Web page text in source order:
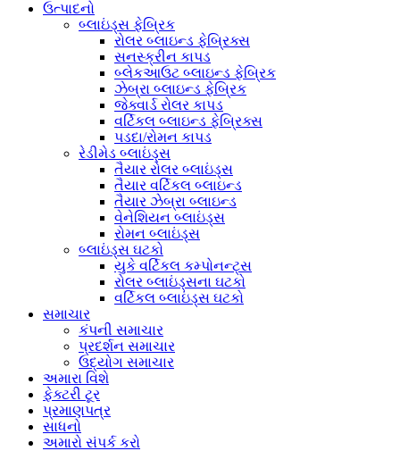
ઉત્પાદનો
બ્લાઇંડ્સ ફેબ્રિક
રોલર બ્લાઇન્ડ ફેબ્રિક્સ
સનસ્ક્રીન કાપડ
બ્લેકઆઉટ બ્લાઇન્ડ ફેબ્રિક
ઝેબ્રા બ્લાઇન્ડ ફેબ્રિક
જેક્વાર્ડ રોલર કાપડ
વર્ટિકલ બ્લાઇન્ડ ફેબ્રિક્સ
પડદા/રોમન કાપડ
રેડીમેડ બ્લાઇંડ્સ
તૈયાર રોલર બ્લાઇંડ્સ
તૈયાર વર્ટિકલ બ્લાઇન્ડ
તૈયાર ઝેબ્રા બ્લાઇન્ડ
વેનેશિયન બ્લાઇંડ્સ
રોમન બ્લાઇંડ્સ
બ્લાઇંડ્સ ઘટકો
યુકે વર્ટિકલ કમ્પોનન્ટ્સ
રોલર બ્લાઇંડ્સના ઘટકો
વર્ટિકલ બ્લાઇંડ્સ ઘટકો
સમાચાર
કંપની સમાચાર
પ્રદર્શન સમાચાર
ઉદ્યોગ સમાચાર
અમારા વિશે
ફેક્ટરી ટૂર
પ્રમાણપત્ર
સાધનો
અમારો સંપર્ક કરો